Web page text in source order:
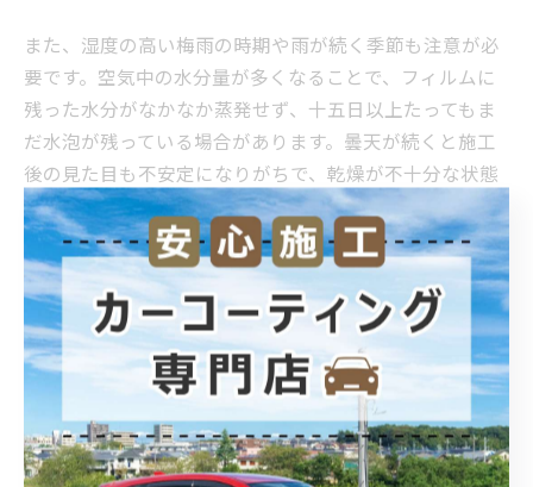
また、湿度の高い梅雨の時期や雨が続く季節も注意が必
要です。空気中の水分量が多くなることで、フィルムに
残った水分がなかなか蒸発せず、十五日以上たってもま
だ水泡が残っている場合があります。曇天が続くと施工
後の見た目も不安定になりがちで、乾燥が不十分な状態
で強く触れるとフィルムがずれる恐れもあります。
以下の表は季節ごとの水泡乾燥時間の目安をまとめたも
のです。
季節 気温目安湿度の傾向
水泡が消えるまでの目安期間
30度以上低〜中
3〜5日程度
冬
10度前後低
10〜14日程度
梅雨期20〜25度高 15日以上